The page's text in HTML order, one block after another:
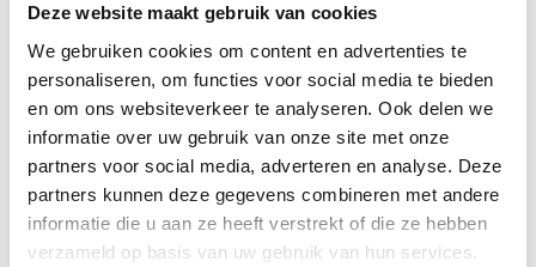
Deze website maakt gebruik van cookies
We gebruiken cookies om content en advertenties te
personaliseren, om functies voor social media te bieden
en om ons websiteverkeer te analyseren. Ook delen we
informatie over uw gebruik van onze site met onze
partners voor social media, adverteren en analyse. Deze
partners kunnen deze gegevens combineren met andere
informatie die u aan ze heeft verstrekt of die ze hebben
verzameld op basis van uw gebruik van hun services.
gesloten deur vermindert; dit is de afweging bij de keuze voor een
tochtvaldorpel.
Inkorten of op maat bestellen?
Sluiten de standaardmaten net niet aan? Geen probleem.
Stompe Austria Balance deuren zijn aan alle vier de zijden tot 10
mm in te korten. Bij eenopdekdeuris inkorten vanwege de
opdekranden alleen mogelijk aan de onderzijde.
Voor een zorgeloze installatie is het aan te raden gebruik te